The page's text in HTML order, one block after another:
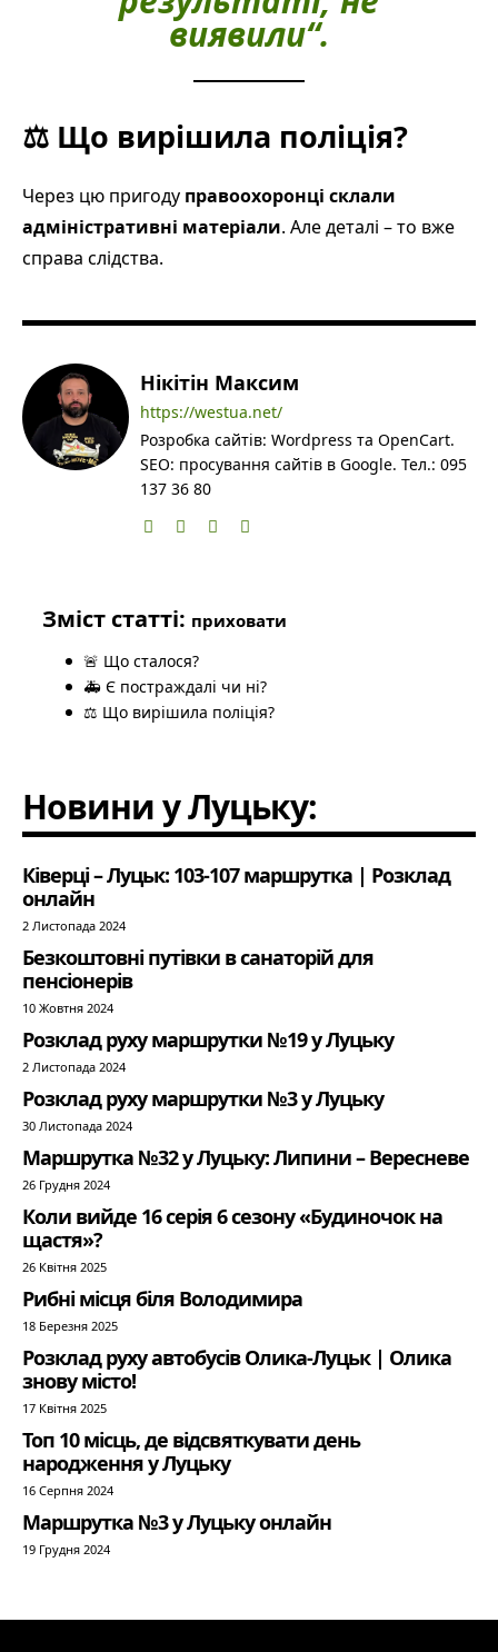
виявили“.
⚖️ Що вирішила поліція?
Через цю пригоду правоохоронці склали
адміністративні матеріали. Але деталі – то вже
справа слідства.
Нікітін Максим
https://westua.net/
Розробка сайтів: Wordpress та OpenCart.
SEO: просування сайтів в Google. Тел.: 095
137 36 80
Зміст статті: приховати
🚨 Що сталося?
🚑 Є постраждалі чи ні?
⚖️ Що вирішила поліція?
Новини у Луцьку:
Ківерці – Луцьк: 103-107 маршрутка | Розклад
онлайн
2 Листопада 2024
Безкоштовні путівки в санаторій для
пенсіонерів
10 Жовтня 2024
Розклад руху маршрутки №19 у Луцьку
2 Листопада 2024
Розклад руху маршрутки №3 у Луцьку
30 Листопада 2024
Маршрутка №32 у Луцьку: Липини – Вересневе
26 Грудня 2024
Коли вийде 16 серія 6 сезону «Будиночок на
щастя»?
26 Квітня 2025
Рибні місця біля Володимира
18 Березня 2025
Розклад руху автобусів Олика-Луцьк | Олика
знову місто!
17 Квітня 2025
Топ 10 місць, де відсвяткувати день
народження у Луцьку
16 Серпня 2024
Маршрутка №3 у Луцьку онлайн
19 Грудня 2024